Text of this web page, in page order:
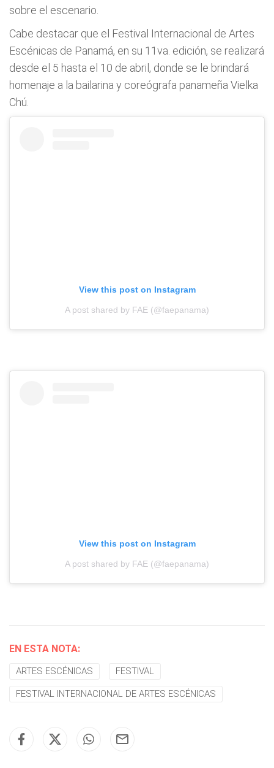
sobre el escenario.
Cabe destacar que el Festival Internacional de Artes
Escénicas de Panamá, en su 11va. edición, se realizará
desde el 5 hasta el 10 de abril, donde se le brindará
homenaje a la bailarina y coreógrafa panameña Vielka
Chú.
View this post on Instagram
A post shared by FAE (@faepanama)
View this post on Instagram
A post shared by FAE (@faepanama)
EN ESTA NOTA:
ARTES ESCÉNICAS FESTIVAL
FESTIVAL INTERNACIONAL DE ARTES ESCÉNICAS